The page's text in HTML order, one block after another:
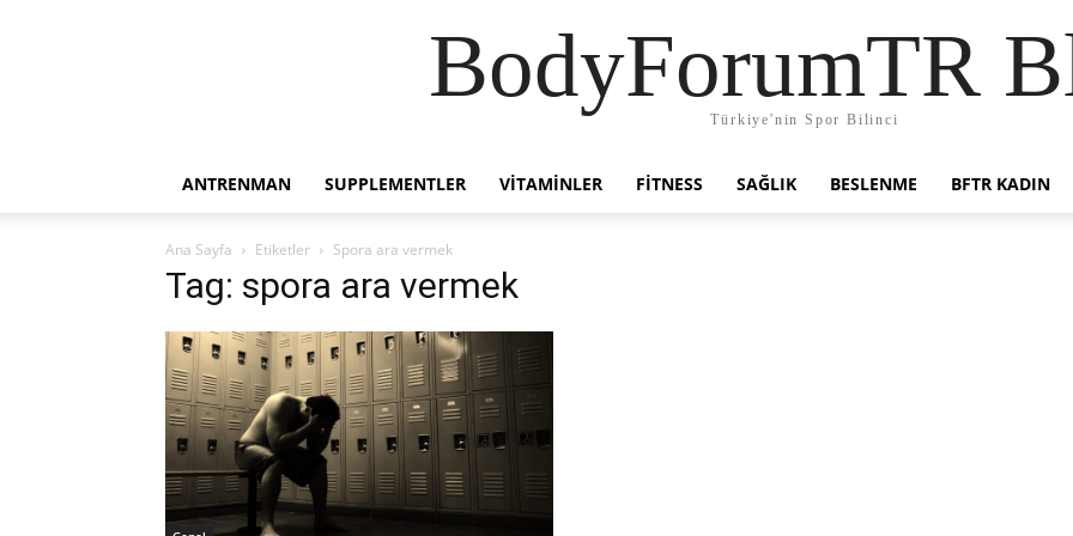
BodyForumTR
Türkiye'nin Spor Bilinci
ANTRENMAN SUPPLEMENTLER VITAMINLER FITNESS SAĞLIK BESLENME BFTR KADIN
Ana Sayfa Etiketler Spora ara vermek
Tag: spora ara vermek